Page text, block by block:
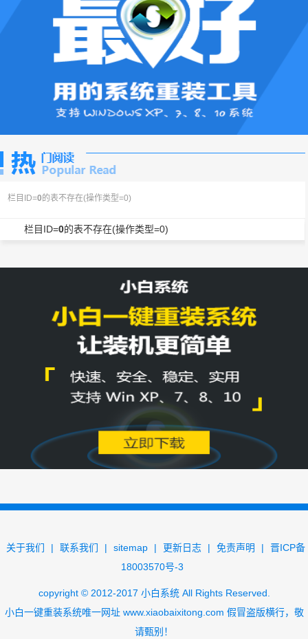
栏目ID=0的表不存在(操作类型=0)
栏目ID=0的表不存在(操作类型=0)
关于我们 | 联系我们 | sitemap | 更新日志 | 免责声明 |
晋ICP备
18003570号-3
copyright ©2012-2017 小白系统All Rights Reserved.
小白一键重装系统唯一网址 www.xiaobaixitong.com 假冒盗版横行，敬
请甄别！